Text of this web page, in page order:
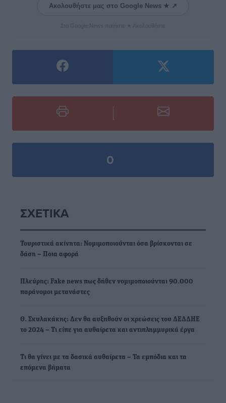
Ακολουθήστε μας στο Google News ★ ↗
0
ΣΧΕΤΙΚΆ
Τουριστικά ακίνητα: Νομιμοποιούνται όσα βρίσκονται σε
δάση – Ποια αφορά
Πλεύρης: Fake news πως δήθεν νομιμοποιούνται 90.000
παράνομοι μετανάστες
Θ. Σκυλακάκης: Δεν θα αυξηθούν οι χρεώσεις του ΔΕΔΔΗΕ
το 2024 – Τι είπε για αυθαίρετα και αντιπλημμυρικά έργα
Τι θα γίνει με τα δασικά αυθαίρετα – Τα εμπόδια και τα
επόμενα βήματα